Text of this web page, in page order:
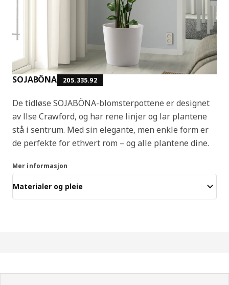
SOJABÖNA 205.335.92
De tidløse SOJABÖNA-blomsterpottene er designet
av Ilse Crawford, og har rene linjer og lar plantene
stå i sentrum. Med sin elegante, men enkle form er
de perfekte for ethvert rom – og alle plantene dine.
Mer informasjon
Materialer og pleie